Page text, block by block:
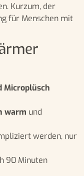
Kurzum, der
für Menschen mit
Microplüsch
warm und
werden, nur
90 Minuten